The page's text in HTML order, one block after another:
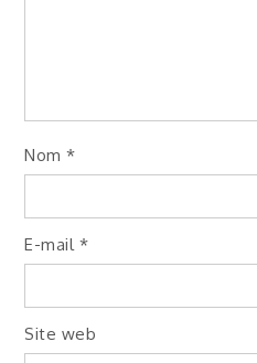
Nom*
E-mail *
Site web